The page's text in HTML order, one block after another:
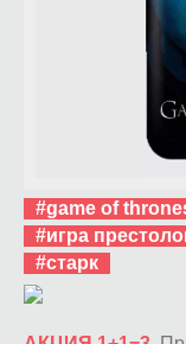
#game of
#игра
#старк